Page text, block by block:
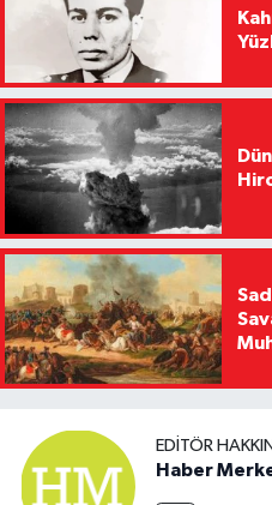
EDITÖR
Haber